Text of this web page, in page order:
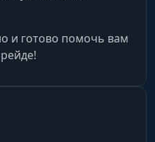
и готово помочь вам